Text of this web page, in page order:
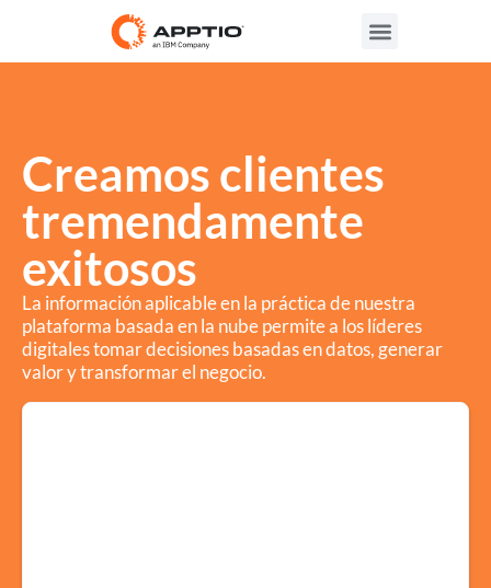
Creamos clientes
tremendamente
exitosos
La información aplicable en la práctica de nuestra
plataforma basada en la nube permite a los líderes
digitales tomar decisiones basadas en datos, generar
valor y transformar el negocio.